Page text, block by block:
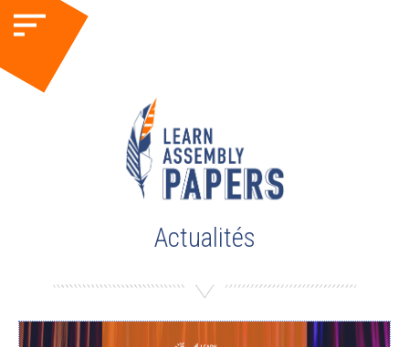
Actualités